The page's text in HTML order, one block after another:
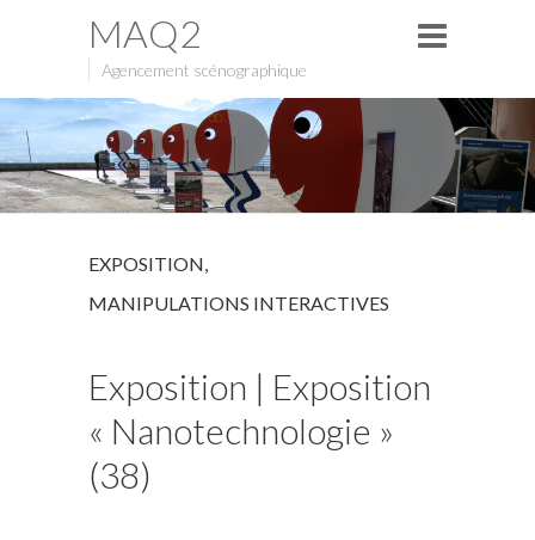
MAQ2
Agencement scénographique
EXPOSITION,
MANIPULATIONS INTERACTIVES
Exposition | Exposition
« Nanotechnologie »
(38)